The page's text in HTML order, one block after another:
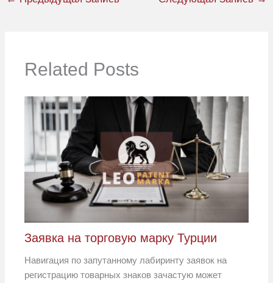
Related Posts
Заявка на торговую марку Турции
Навигация по запутанному лабиринту заявок на
регистрацию товарных знаков зачастую может